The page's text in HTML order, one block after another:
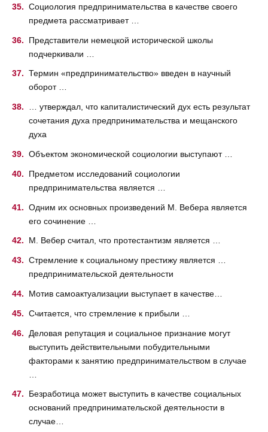
Социология предпринимательства в качестве своего
предмета рассматривает …
Представители немецкой исторической школы
подчеркивали …
Термин «предпринимательство» введен в научный
оборот …
… утверждал, что капиталистический дух есть результат
сочетания духа предпринимательства и мещанского
духа
Объектом экономической социологии выступают …
Предметом исследований социологии
предпринимательства является …
Одним их основных произведений М. Вебера является
его сочинение …
М. Вебер считал, что протестантизм является …
Стремление к социальному престижу является …
предпринимательской деятельности
Мотив самоактуализации выступает в качестве…
Считается, что стремление к прибыли …
Деловая репутация и социальное признание могут
выступить действительными побудительными
факторами к занятию предпринимательством в случае
Безработица может выступить в качестве социальных
оснований предпринимательской деятельности в
случае…